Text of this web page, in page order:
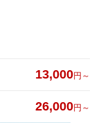
13,000円～
26,000円～